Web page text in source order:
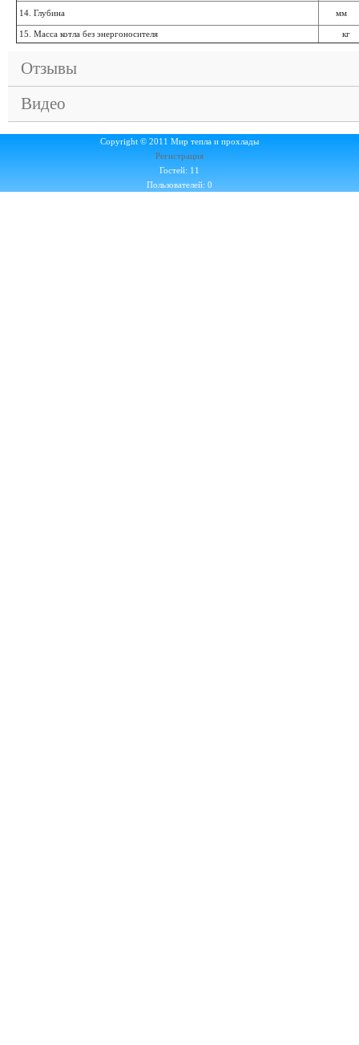
14. Глубина мм
15. Масса котла без энергоносителя кг
Отзывы
Видео
Copyright © 2011 Мир тепла и прохлады
Регистрация
Гостей: 11
Пользователей: 0